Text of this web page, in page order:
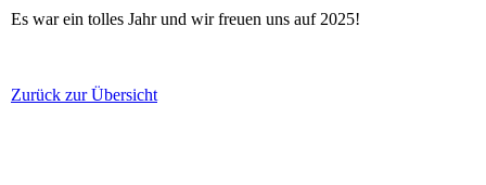
Es war ein tolles Jahr und wir freuen uns auf 2025!
Zurück zur Übersicht